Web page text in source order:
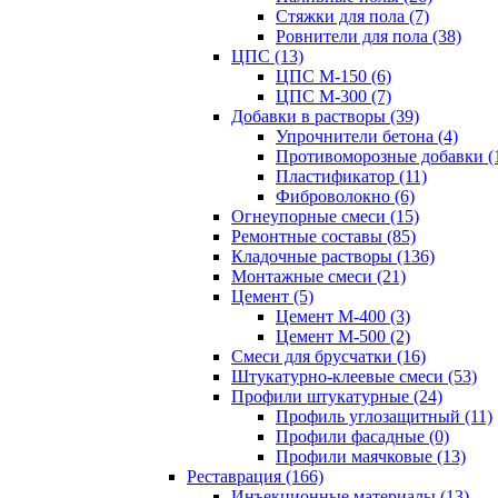
Стяжки для пола (7)
Ровнители для пола (38)
ЦПС (13)
ЦПС М-150 (6)
ЦПС М-300 (7)
Добавки в растворы (39)
Упрочнители бетона (4)
Противоморозные добавки
Пластификатор (11)
Фиброволокно (6)
Огнеупорные смеси (15)
Ремонтные составы (85)
Кладочные растворы (136)
Монтажные смеси (21)
Цемент (5)
Цемент М-400 (3)
Цемент М-500 (2)
Смеси для брусчатки (16)
Штукатурно-клеевые смеси (53)
Профили штукатурные (24)
Профиль углозащитный (11)
Профили фасадные (0)
Профили маячковые (13)
Реставрация (166)